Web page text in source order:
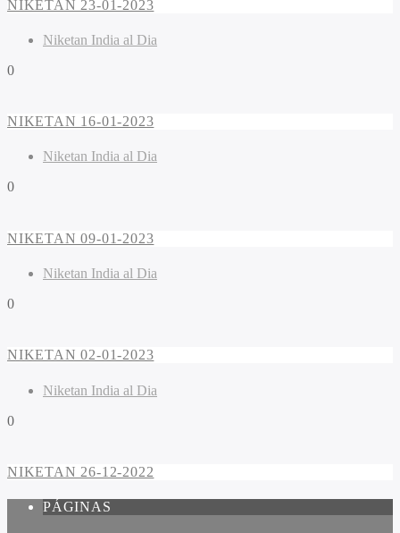
NIKETAN 23-01-2023
Niketan India al Dia
0
NIKETAN 16-01-2023
Niketan India al Dia
0
NIKETAN 09-01-2023
Niketan India al Dia
0
NIKETAN 02-01-2023
Niketan India al Dia
0
NIKETAN 26-12-2022
PÁGINAS